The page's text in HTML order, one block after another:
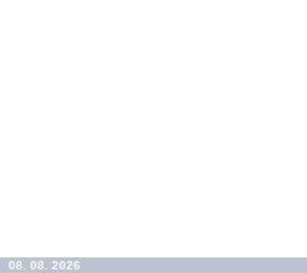
08. 08. 2026